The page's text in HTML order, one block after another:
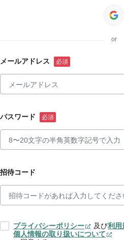
or
メールアドレス
パスワード
招待コード
プライバシーポリシー 及び利用
個人情報の取り扱いについて